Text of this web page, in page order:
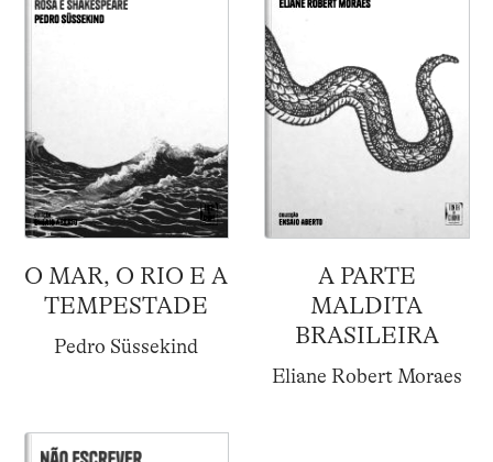
O MAR, O RIO E A
TEMPESTADE
Pedro Süssekind
A PARTE
MALDITA
BRASILEIRA
Eliane Robert Moraes